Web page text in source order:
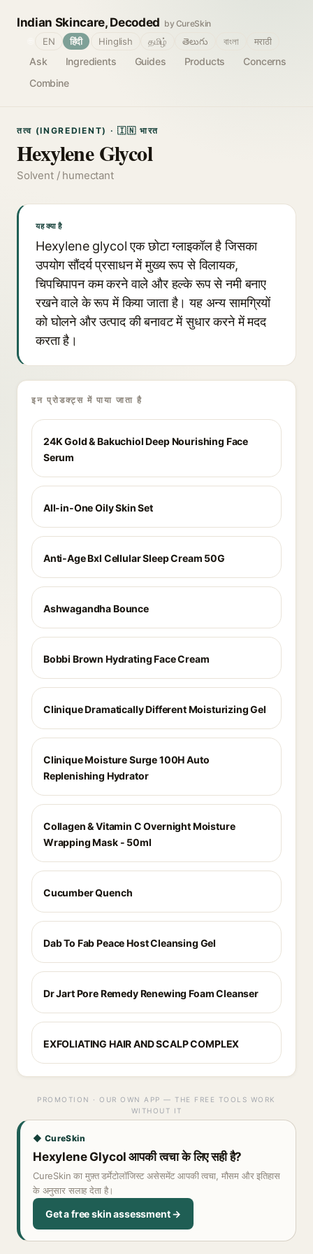
Indian Skincare, Decoded by CureSkin
Ask Ingredients Guides Products
Concerns
Combine
EN हिंदी Hinglish தமிழ் తెలుగు বাংলা मराठी
तत्व (INGREDIENT) · 🇮🇳 भारत
Hexylene Glycol
Solvent / humectant
यह क्या है
Hexylene glycol एक छोटा ग्लाइकॉल है जिसका
उपयोग सौंदर्य प्रसाधन में मुख्य रूप से विलायक,
चिपचिपापन कम करने वाले और हल्के रूप से नमी बनाए
रखने वाले के रूप में किया जाता है। यह अन्य सामग्रियों
को घोलने और उत्पाद की बनावट में सुधार करने में मदद
करता है।
इन प्रोडक्ट्स में पाया जाता है
24K Gold & Bakuchiol Deep Nourishing Face
Serum
All-in-One Oily Skin Set
Anti-Age Bxl Cellular Sleep Cream 50G
Ashwagandha Bounce
Bobbi Brown Hydrating Face Cream
Clinique Dramatically Different Moisturizing Gel
Clinique Moisture Surge 100H Auto
Replenishing Hydrator
Collagen & Vitamin C Overnight Moisture
Wrapping Mask - 50ml
Cucumber Quench
Dab To Fab Peace Host Cleansing Gel
Dr Jart Pore Remedy Renewing Foam Cleanser
EXFOLIATING HAIR AND SCALP COMPLEX
PROMOTION · OUR OWN APP — THE FREE TOOLS WORK
WITHOUT IT
◆ CureSkin
Hexylene Glycol आपकी त्वचा के लिए सही है?
CureSkin का मुफ़्त डर्मेटोलॉजिस्ट असेसमेंट आपकी त्वचा, मौसम और इतिहास
के अनुसार सलाह देता है।
Get a free skin assessment →